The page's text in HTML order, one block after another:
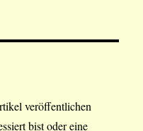
veröffentlichen
bist oder eine